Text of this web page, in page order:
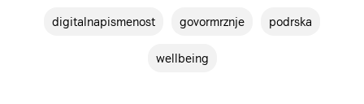
digitalnapismenost govormrznje podrska
wellbeing